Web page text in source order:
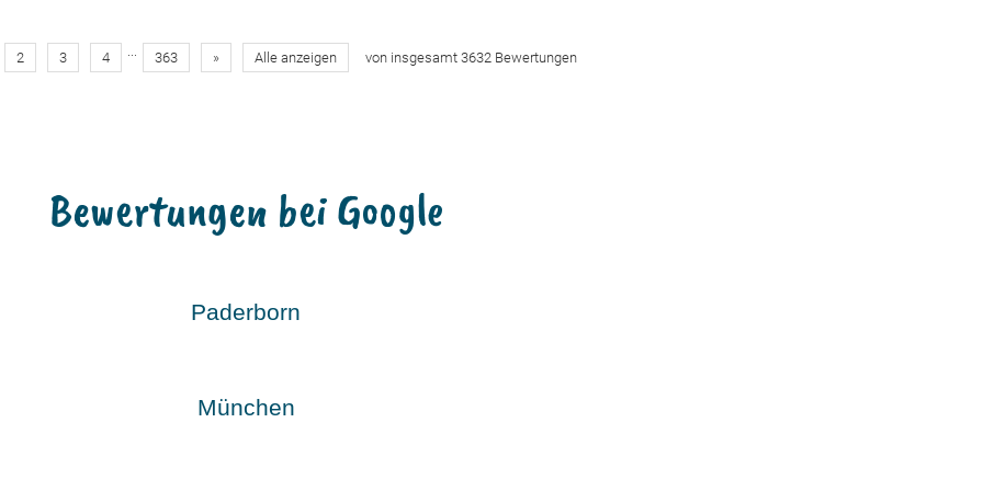
2 3 4 ... 363 » Alle anzeigen von insgesamt 3632 Bewertungen
Bewertungen bei Google
Paderborn
München